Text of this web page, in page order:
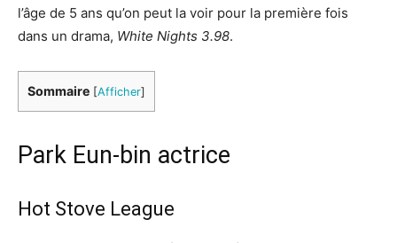
l’âge de 5 ans qu’on peut la voir pour la première fois
dans un drama, White Nights 3.98.
Sommaire [Afficher]
Park Eun-bin actrice
Hot Stove League